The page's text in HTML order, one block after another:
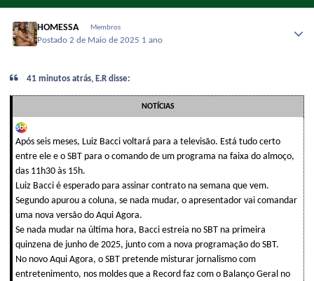
HOMESSA Membros
Postado2 de Maio de 2025 1 ano
41 minutos atrás, E.R disse:
NOTÍCIAS
Após seis meses, Luiz Bacci voltará para a televisão. Está tudo certo
entre ele e o SBT para o comando de um programa na faixa do almoço,
das 11h30 às 15h.
Luiz Bacci é esperado para assinar contrato na semana que vem.
Segundo apurou a coluna, se nada mudar, o apresentador vai comandar
uma nova versão do Aqui Agora.
Se nada mudar na última hora, Bacci estreia no SBT na primeira
quinzena de junho de 2025, junto com a nova programação do SBT.
No novo Aqui Agora, o SBT pretende misturar jornalismo com
entretenimento, nos moldes que a Record faz com o Balanço Geral no